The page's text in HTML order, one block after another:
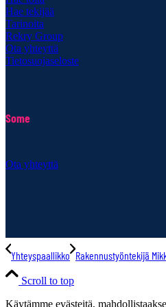
Hae tekijää
Tarinoita
Rekry Group
Ota yhteyttä
Tietosuojaseloste
Some
Ota yhteyttä
Yhteyspaallikko Rakennustyöntekijä
Scroll to top
Käytämme evästeitä,